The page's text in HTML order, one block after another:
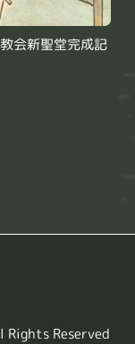
会新聖堂完成記
Reserved